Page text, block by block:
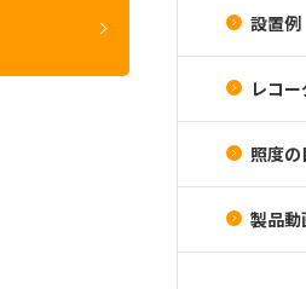
設置例
レコ
照度
製品動